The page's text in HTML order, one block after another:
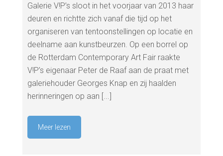
Galerie V!P’s sloot in het voorjaar van 2013 haar
deuren en richtte zich vanaf die tijd op het
organiseren van tentoonstellingen op locatie en
deelname aan kunstbeurzen. Op een borrel op
de Rotterdam Contemporary Art Fair raakte
V!P’s eigenaar Peter de Raaf aan de praat met
galeriehouder Georges Knap en zij haalden
herinneringen op aan [...]
Meer lezen